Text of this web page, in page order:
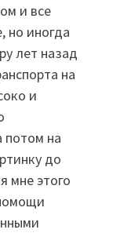
и все
но иногда
лет назад
на
и
потом на
до
мне этого